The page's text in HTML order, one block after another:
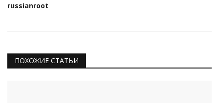
russianroot
ПОХОЖИЕ СТАТЬИ